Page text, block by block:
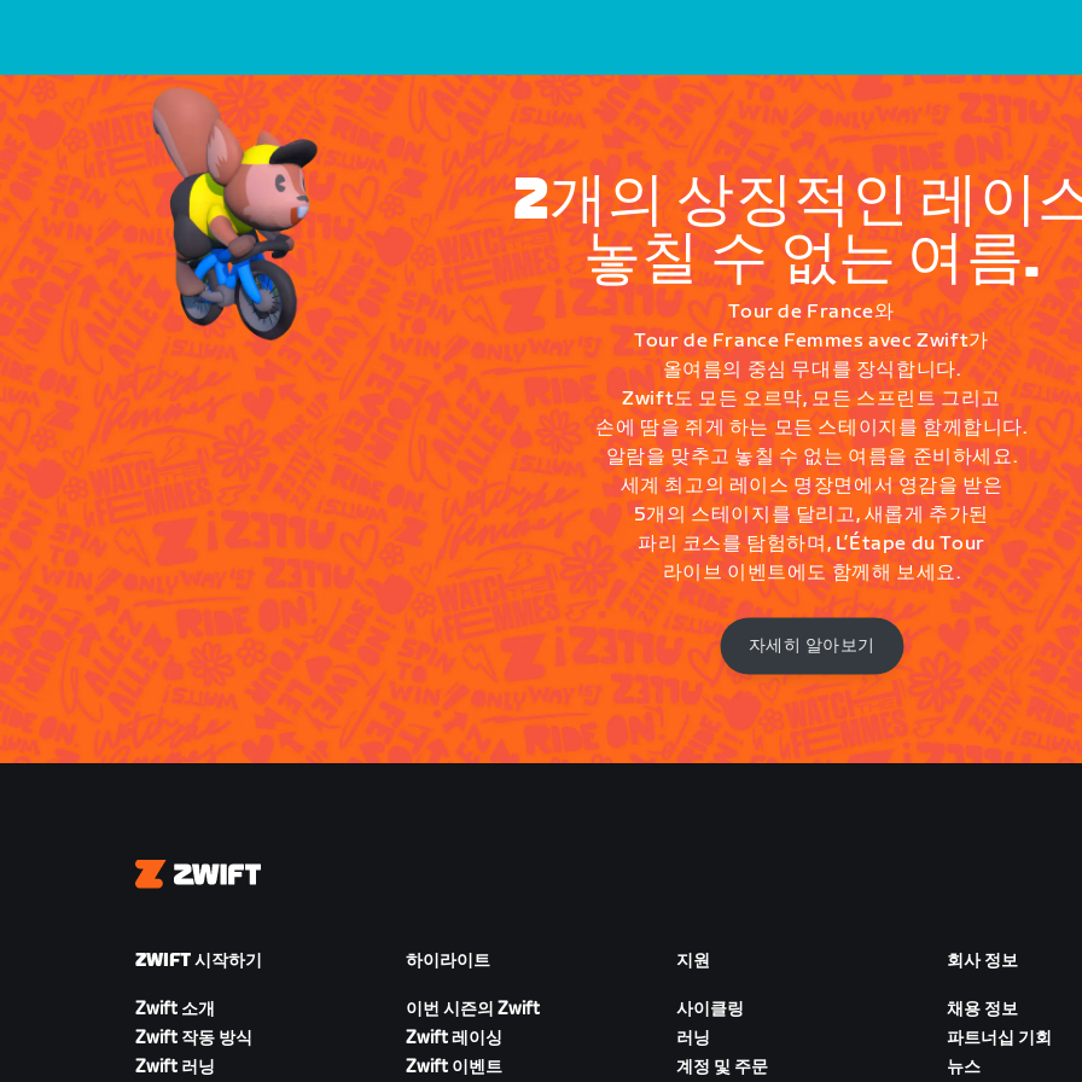
2개의 상징적인 레이
놓칠 수 없는 여름.
Tour de France와
Tour de France Femmes avec Zwift가
올여름의 중심 무대를 장식합니다.
Zwift도 모든 오르막, 모든 스프린트 그리고
손에 땀을 쥐게 하는 모든 스테이지를 함께합니다.
알람을 맞추고 놓칠 수 없는 여름을 준비하세요.
세계 최고의 레이스 명장면에서 영감을 받은
5개의 스테이지를 달리고, 새롭게 추가된
파리 코스를 탐험하며, L’Étape du Tour
라이브 이벤트에도 함께해 보세요.
자세히 알아보기
Zwift
ZWIFT 시작하기
Zwift 소개
Zwift 작동 방식
Zwift 러닝
하이라이트
이번 시즌의 Zwift
Zwift 레이싱
Zwift 이벤트
지원
사이클링
러닝
계정 및 주문
회사 정보
채용 정보
파트너십 기회
뉴스